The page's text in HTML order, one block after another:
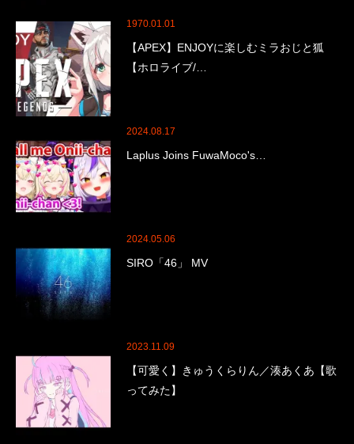
1970.01.01
【APEX】ENJOYに楽しむミラおじと狐
【ホロライブ/…
2024.08.17
Laplus Joins FuwaMoco's…
2024.05.06
SIRO「46」 MV
2023.11.09
【可愛く】きゅうくらりん／湊あくあ【歌
ってみた】